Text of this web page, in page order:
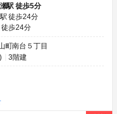
駅 徒歩5分
徒歩24分
徒歩24分
町南台５丁目
3階建